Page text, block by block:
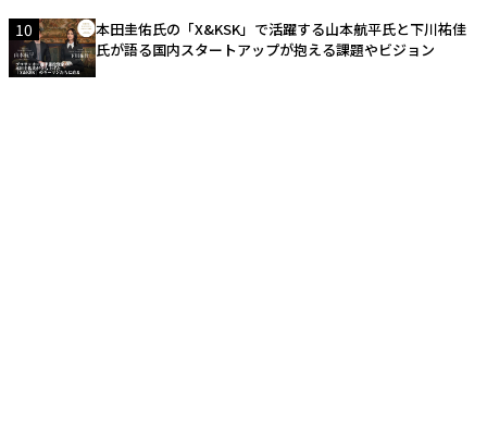
10
本田圭佑氏の「X&KSK」で活躍する山本航平氏と下川祐佳
氏が語る国内スタートアップが抱える課題やビジョン